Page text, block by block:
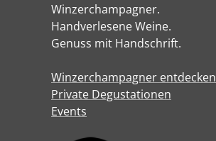
Winzerchampagner.
Handverlesene Weine.
Genuss mit Handschrift.
Winzerchampagner entdecken
Private Degustationen
Events